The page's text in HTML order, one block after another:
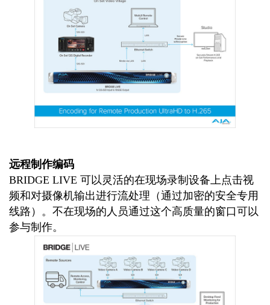
远程制作编码
BRIDGE LIVE 可以灵活的在现场录制设备上点击视
频和对摄像机输出进行流处理（通过加密的安全专用
线路）。不在现场的人员通过这个高质量的窗口可以
参与制作。